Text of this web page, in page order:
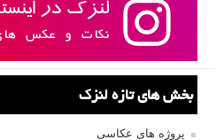
بخش های تازه لنزک
پروژه های عکاسی